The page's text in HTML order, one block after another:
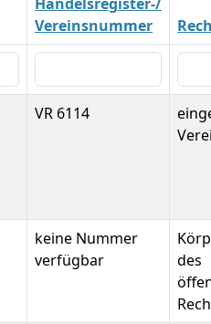
Vereinsnummer
VR 6114
keine Nummer
verfügbar
des